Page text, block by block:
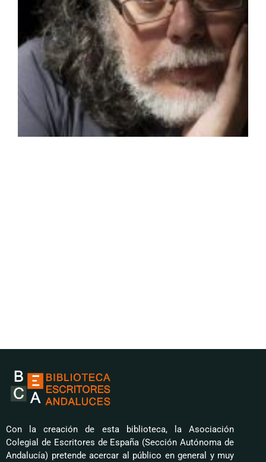
Con la creación de esta biblioteca, la Asociación
Colegial de Escritores de España (Sección Autónoma de
Andalucía) pretende acercar al público en general y muy